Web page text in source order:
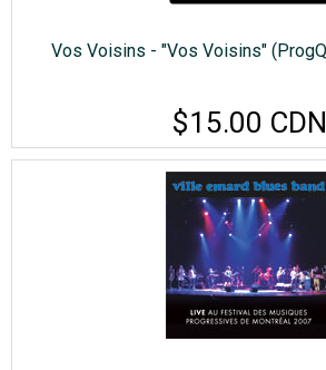
Vos Voisins - "Vos Voisins"
$15.00 CDN